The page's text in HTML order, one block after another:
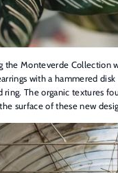
the Monteverde Collection
with a hammered disk
ring. The organic textures
surface of these new